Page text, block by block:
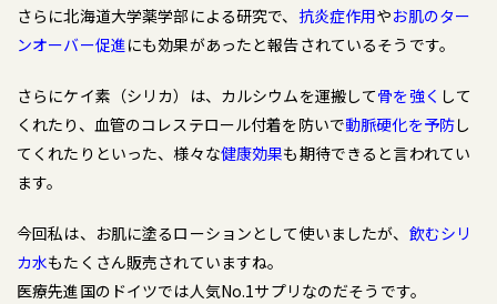
さらに北海道大学薬学部による研究で、 抗炎症作用やお肌のター
ンオーバー促進にも効果があったと報告されているそうです。
さらにケイ素（シリカ）は、カルシウムを運搬して骨を強く して
くれたり、血管のコレステロール付着を防いで動脈硬化を予防し
てくれたりといった、様々な健康効果も期待できると言われてい
ます。
今回私は、お肌に塗るローションとして使いましたが、 飲むシリ
カ水もたくさん販売されていますね。
医療先進国のドイツでは人気No.1サプリなのだそうです。